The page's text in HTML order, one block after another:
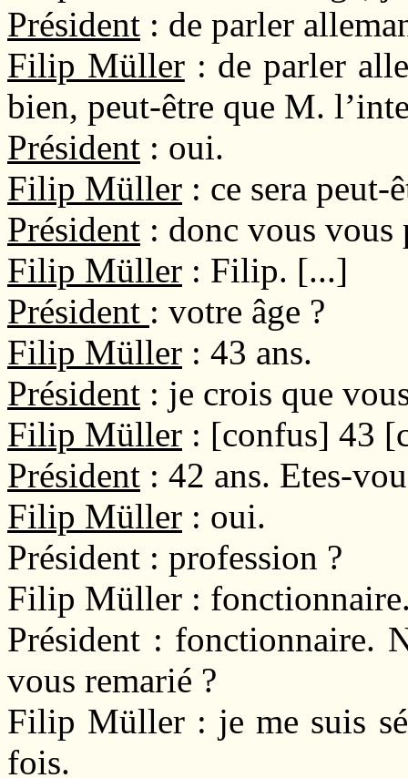
Président : de parler
Filip Müller: de parler
bien, peut-être que M.
Président : oui.
Filip Müller : ce sera peut-
Président : donc vous vous
Filip Müller : Filip. [...]
Président : votre âge ?
Filip Müller : 43 ans.
Président : je crois que
Filip Müller : [confus] 43
Président : 42 ans. Etes-
Filip Müller : oui.
Président : profession ?
Filip Müller :
Président : fonctionnaire.
vous remarié ?
Filip Müller : je me suis
fois.